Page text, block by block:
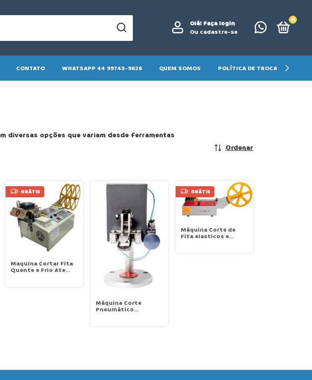
Olá! Faça login
Ou cadastre-se
0
CONTATO WHATSAPP 44 99743-9626 QUEM SOMOS POLÍTICA DE TROCA E
opções que variam desde ferramentas
Ordenar
GRÁTIS
Maquina Cortar Fita
Quente e Frio Ate
Máquina Corte
Pneumático
GRÁTIS
Máquina Corte de
Fita elasticos e